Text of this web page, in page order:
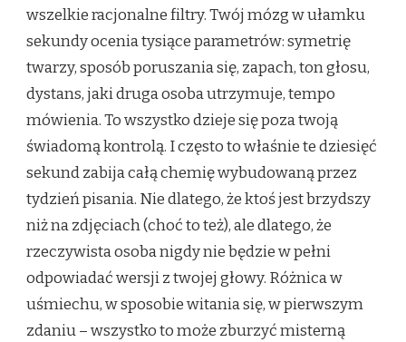
wszelkie racjonalne filtry. Twój mózg w ułamku
sekundy ocenia tysiące parametrów: symetrię
twarzy, sposób poruszania się, zapach, ton głosu,
dystans, jaki druga osoba utrzymuje, tempo
mówienia. To wszystko dzieje się poza twoją
świadomą kontrolą. I często to właśnie te dziesięć
sekund zabija całą chemię wybudowaną przez
tydzień pisania. Nie dlatego, że ktoś jest brzydszy
niż na zdjęciach (choć to też), ale dlatego, że
rzeczywista osoba nigdy nie będzie w pełni
odpowiadać wersji z twojej głowy. Różnica w
uśmiechu, w sposobie witania się, w pierwszym
zdaniu – wszystko to może zburzyć misterną